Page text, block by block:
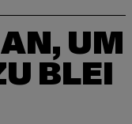
UM
BLEI